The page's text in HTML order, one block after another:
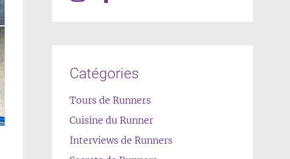
Catégories
Tours de Runners
Cuisine du Runner
Interviews de Runners